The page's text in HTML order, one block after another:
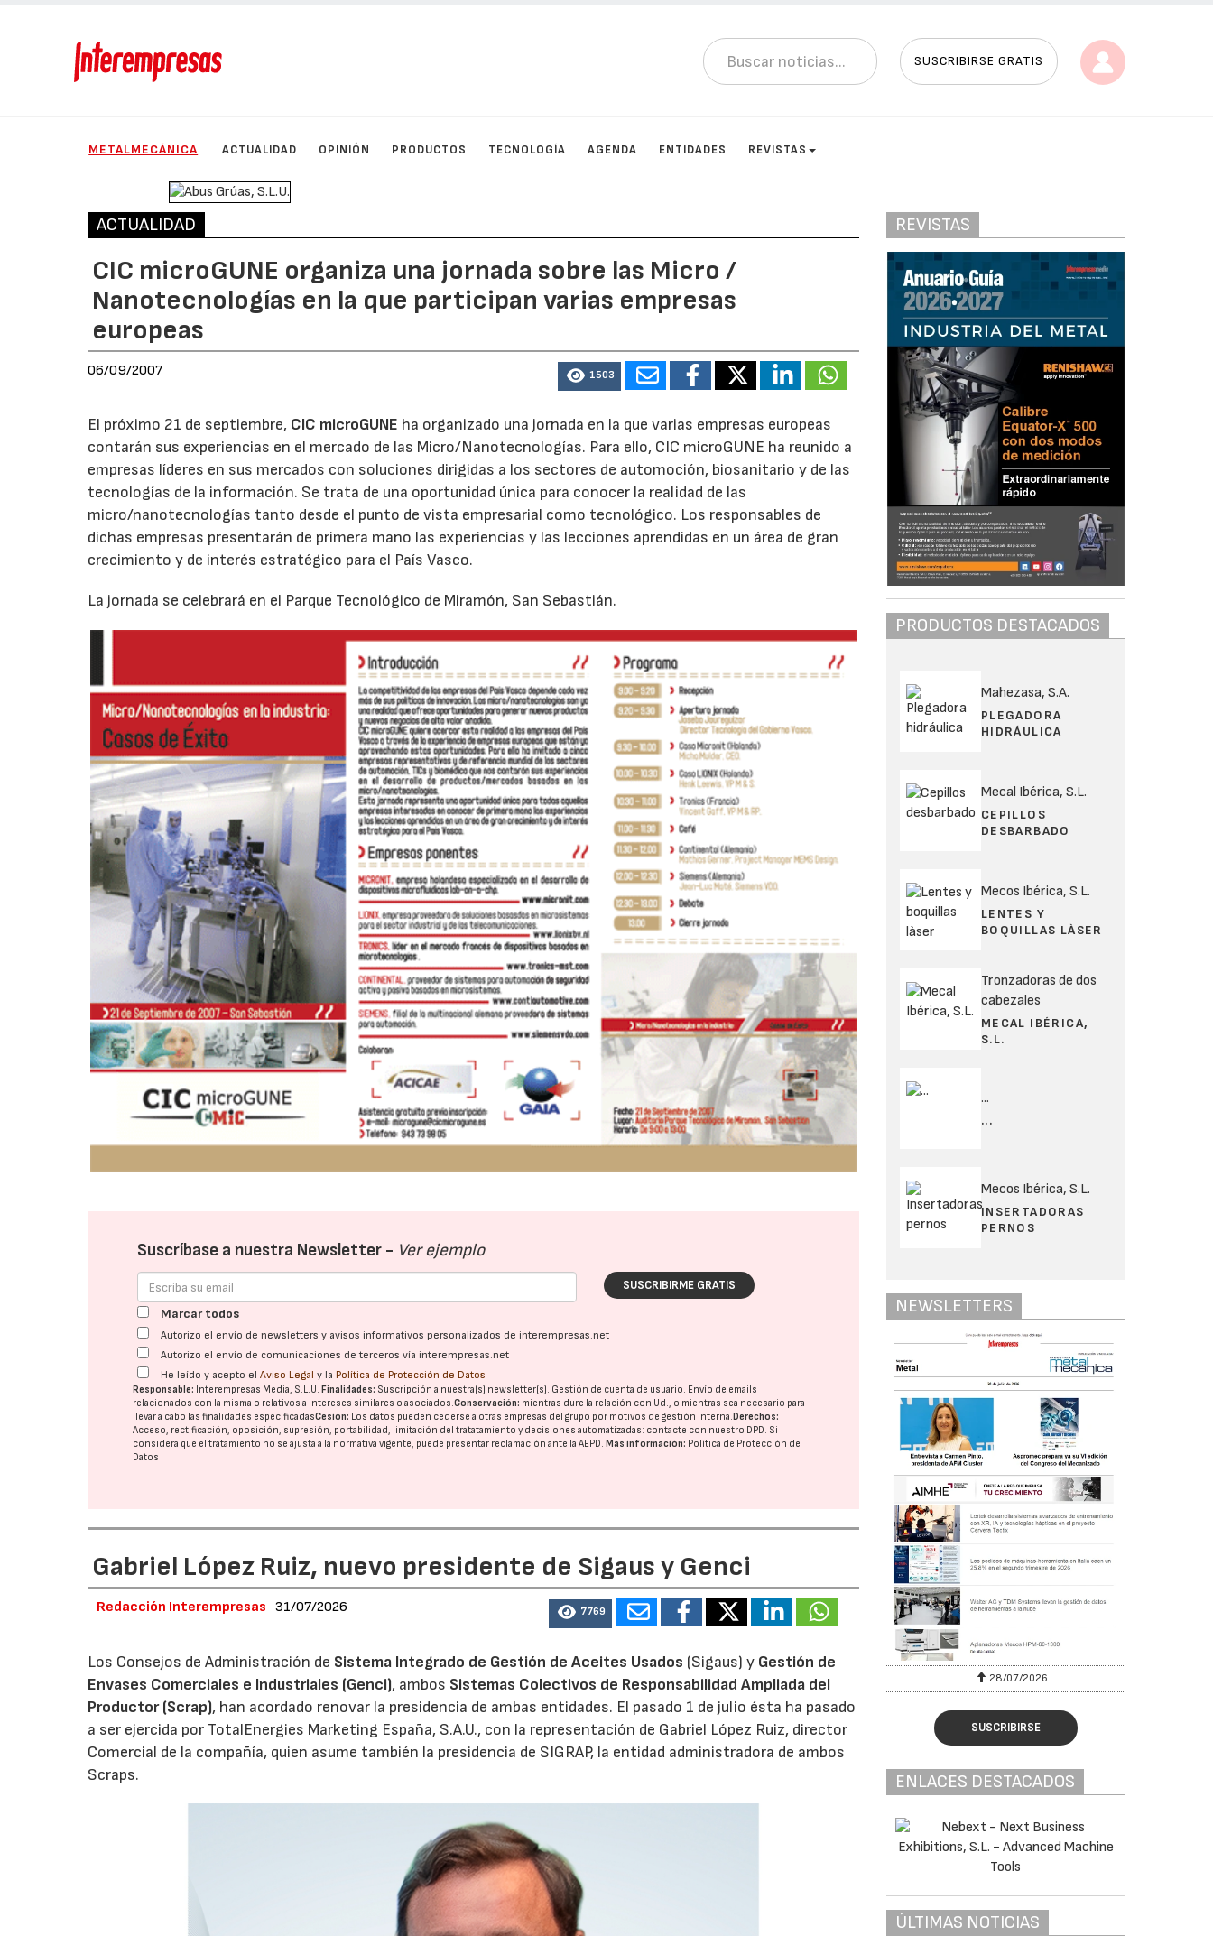
SUSCRIBIRSE GRATIS
METALMECÁNICA ACTUALIDAD OPINIÓN PRODUCTOS TECNOLOGÍA AGENDA ENTIDADES REVISTAS
ACTUALIDAD
CIC microGUNE organiza una jornada sobre las Micro /
Nanotecnologías en la que participan varias empresas
europeas
06/09/2007 1503
El próximo 21 de septiembre, CIC microGUNE ha organizado una jornada en la que varias empresas europeas
contarán sus experiencias en el mercado de las Micro/Nanotecnologías. Para ello, CIC microGUNE ha reunido a
empresas líderes en sus mercados con soluciones dirigidas a los sectores de automoción, biosanitario y de las
tecnologías de la información. Se trata de una oportunidad única para conocer la realidad de las
micro/nanotecnologías tanto desde el punto de vista empresarial como tecnológico. Los responsables de
dichas empresas presentarán de primera mano las experiencias y las lecciones aprendidas en un área de gran
crecimiento y de interés estratégico para el País Vasco.
La jornada se celebrará en el Parque Tecnológico de Miramón, San Sebastián.
Suscríbase a nuestra Newsletter - Ver ejemplo
SUSCRIBIRME GRATIS
Marcar todos
Autorizo el envío de newsletters y avisos informativos personalizados de interempresas.net
Autorizo el envío de comunicaciones de terceros vía interempresas.net
He leído y acepto elAviso Legal y la Política de Protección de Datos
Responsable: Interempresas Media, S.L.U. Finalidades: Suscripción a nuestra(s) newsletter(s). Gestión de cuenta de usuario. Envío de emails
relacionados con la misma o relativos a intereses similares o asociados.Conservación: mientras dure la relación con Ud., o mientras sea necesario para
llevar a cabo las finalidades especificadasCesión: Los datos pueden cederse a otras empresas del grupo por motivos de gestión interna. Derechos:
Acceso, rectificación, oposición, supresión, portabilidad, limitación del tratatamiento y decisiones automatizadas: contacte con nuestro DPD. Si
considera que el tratamiento no se ajusta a la normativa vigente, puede presentar reclamación ante laAEPD. Más información: Política de Protección de
Datos
Gabriel López Ruiz, nuevo presidente de Sigaus y Genci
Redacción Interempresas 31/07/2026 7769
Los Consejos de Administración de Sistema Integrado de Gestión de Aceites Usados (Sigaus) y Gestión de
Envases Comerciales e Industriales (Genci), ambos Sistemas Colectivos de Responsabilidad Ampliada del
Productor (Scrap), han acordado renovar la presidencia de ambas entidades. El pasado 1 de julio ésta ha pasado
a ser ejercida por TotalEnergies Marketing España, S.A.U., con la representación de Gabriel López Ruiz, director
Comercial de la compañía, quien asume también la presidencia de SIGRAP, la entidad administradora de ambos
Scraps.
REVISTAS
PRODUCTOS DESTACADOS
Mahezasa, S.A.
PLEGADORA
HIDRÁULICA
Mecal Ibérica, S.L.
CEPILLOS
DESBARBADO
Mecos Ibérica, S.L.
LENTES Y
BOQUILLAS LÀSER
Tronzadoras de dos
cabezales
MECAL IBÉRICA,
S.L.
...
...
Mecos Ibérica, S.L.
INSERTADORAS
PERNOS
NEWSLETTERS
28/07/2026 30/07/2026 28/07/2026
SUSCRIBIRSE
ENLACES DESTACADOS
ÚLTIMAS NOTICIAS